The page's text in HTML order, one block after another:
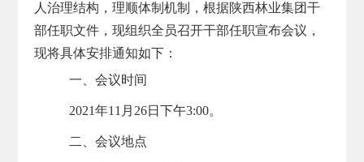
人治理结构，理顺体制机制，根据陕西林业集团干
部任职文件，现组织全员召开干部任职宣布会议，
现将具体安排通知如下：
一、会议时间
2021年11月26日下午3:00。
二、会议地点